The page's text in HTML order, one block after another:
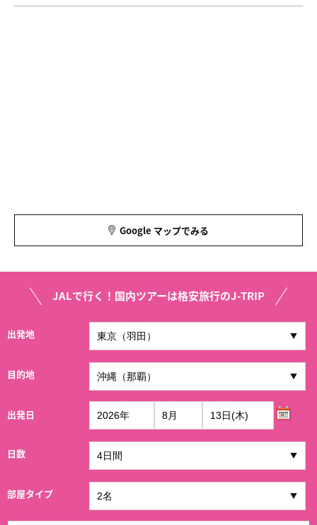
Google マップでみる
JALで行く！国内ツアーは格安旅行のJ-TRIP
出発地
目的地
出発日
日数
部屋タイプ